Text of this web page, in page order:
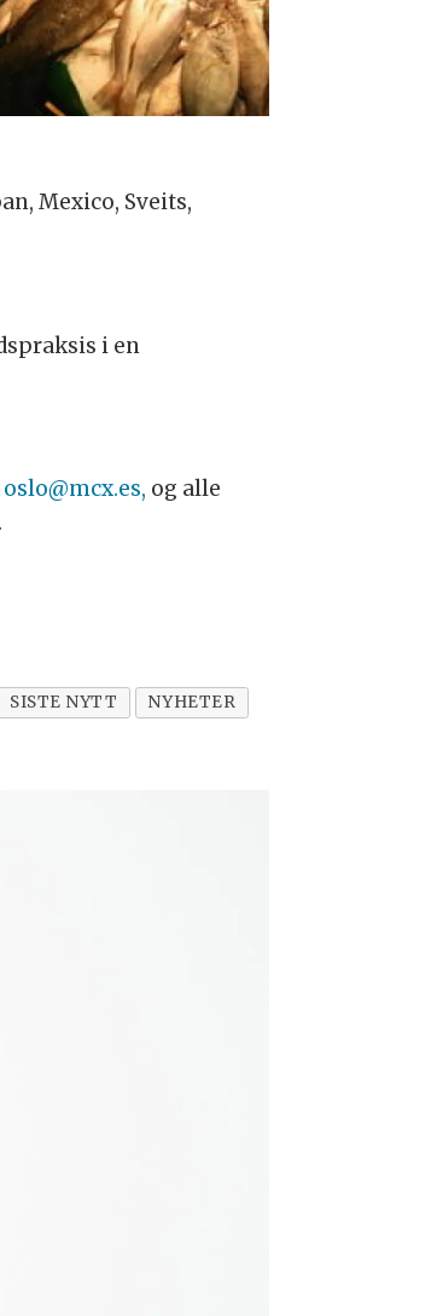
Mexico, Sveits,
i en
oslo@mcx.es, og alle
SISTE NYTT NYHETER